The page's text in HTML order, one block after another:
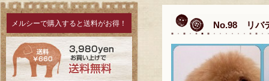
メルシーで購入すると送料がお得！ No.98 リバ